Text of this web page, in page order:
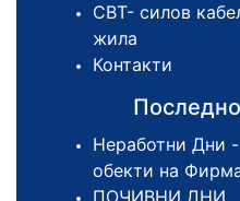
СВТ- силов
жила
Контакти
Неработни Дни
обекти на